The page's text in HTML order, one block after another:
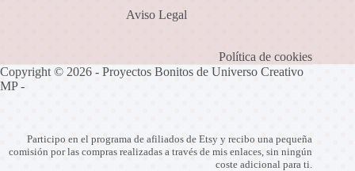
Aviso Legal
Política de cookies
Copyright © 2026 - Proyectos Bonitos de Universo Creativo
MP -
Participo en el programa de afiliados de Etsy y recibo una pequeña
comisión por las compras realizadas a través de mis enlaces, sin ningún
coste adicional para ti.